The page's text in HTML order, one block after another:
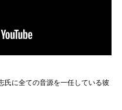
氏に全ての音源を一任している彼